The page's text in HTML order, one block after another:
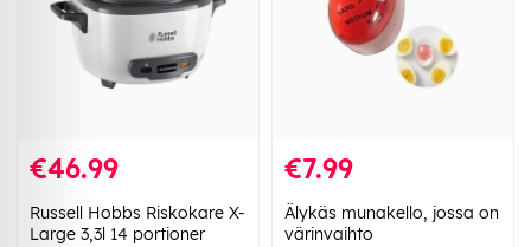
€46.99
Russell Hobbs Riskokare X-
Large 3,3l 14 portioner
€7.99
Älykäs munakello, jossa on
värinvaihto